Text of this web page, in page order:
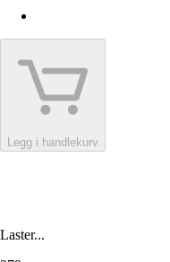
Legg i handlekurv
Laster...